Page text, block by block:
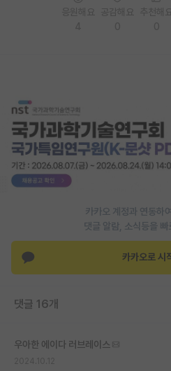
학술 정보 게시판
홍보 게시판
커리어
반도체 아카데미
재팬라운지 🌸
카카오 계정과 연동하
댓글 알람, 소식등을 빠
카카오로 시
댓글 16개
우아한 에이다 러브레이스